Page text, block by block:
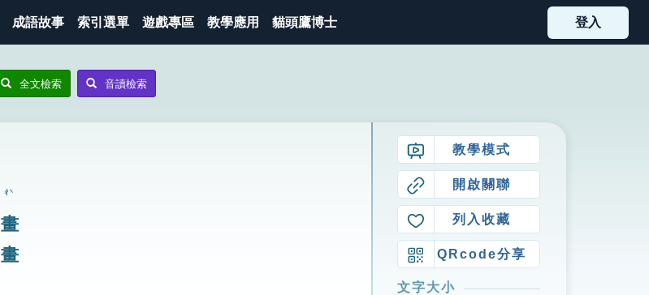
成語故事 索引選單 遊戲專區 教學應用 貓頭鷹博士 登入
全文檢索 音讀檢索
ㄔˋ
畫
畫
教學模式
開啟關聯
列入收藏
QRcode分享
文字大小